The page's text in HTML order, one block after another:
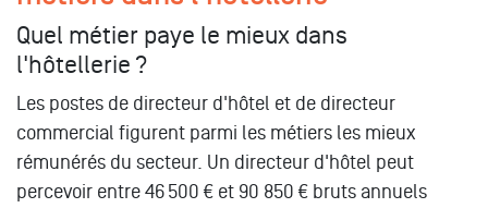
Quel métier paye le mieux dans
l'hôtellerie ?
Les postes de directeur d'hôtel et de directeur
commercial figurent parmi les métiers les mieux
rémunérés du secteur. Un directeur d'hôtel peut
percevoir entre 46 500 € et 90 850 € bruts annuels